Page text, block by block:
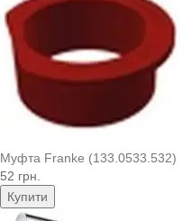
Муфта Franke (133.0533.532)
52 грн.
Купити